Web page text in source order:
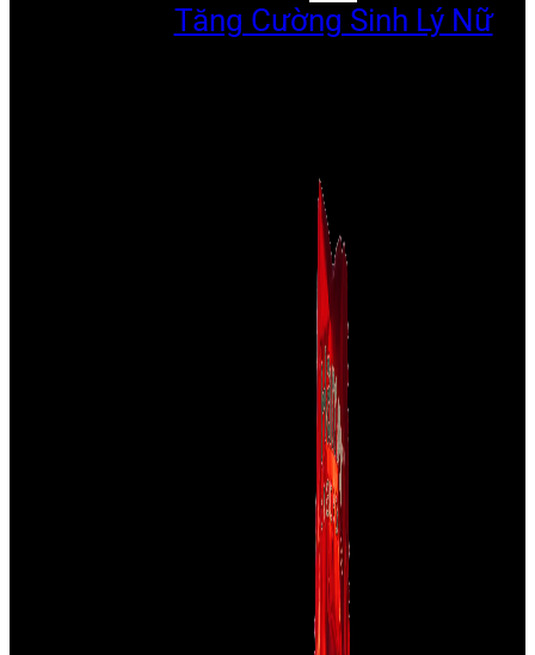
Tăng Cường Sinh Lý Nữ